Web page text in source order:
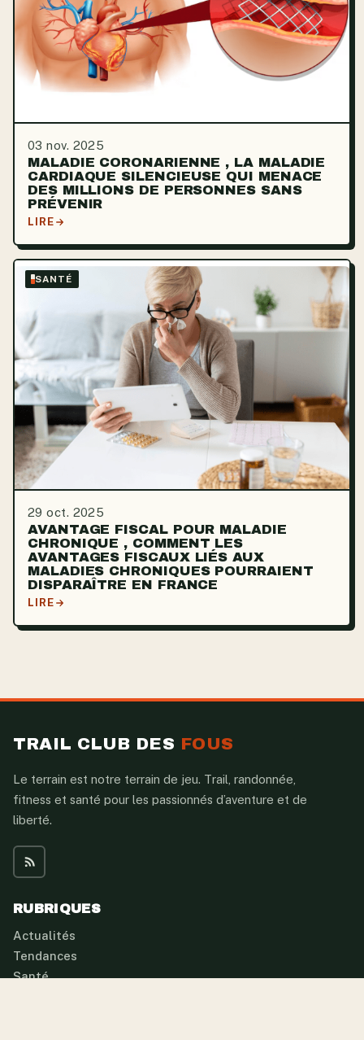
03 nov. 2025
MALADIE CORONARIENNE , LA MALADIE
CARDIAQUE SILENCIEUSE QUI MENACE
DES MILLIONS DE PERSONNES SANS
PRÉVENIR
LIRE
SANTÉ
29 oct. 2025
AVANTAGE FISCAL POUR MALADIE
CHRONIQUE , COMMENT LES
AVANTAGES FISCAUX LIÉS AUX
MALADIES CHRONIQUES POURRAIENT
DISPARAÎTRE EN FRANCE
LIRE
TRAIL CLUB DES FOUS
Le terrain est notre terrain de jeu. Trail, randonnée,
fitness et santé pour les passionnés d’aventure et de
liberté.
RUBRIQUES
Actualités
Tendances
Santé